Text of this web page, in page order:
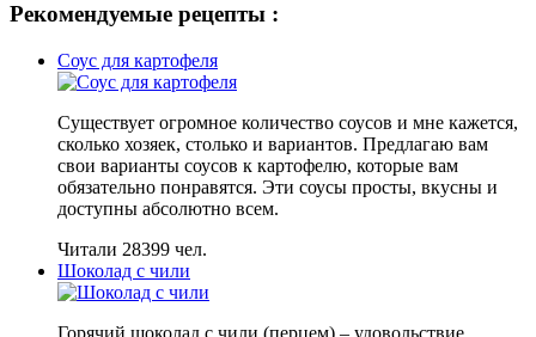
Рекомендуемые рецепты :
Соус для картофеля
Существует огромное количество соусов и мне кажется,
сколько хозяек, столько и вариантов. Предлагаю вам
свои варианты соусов к картофелю, которые вам
обязательно понравятся. Эти соусы просты, вкусны и
доступны абсолютно всем.
Читали 28399 чел.
Шоколад с чили
Горячий шоколад с чили (перцем) – удовольствие